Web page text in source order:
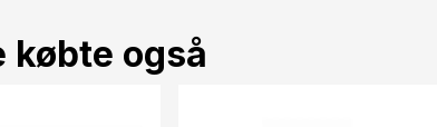
købte også